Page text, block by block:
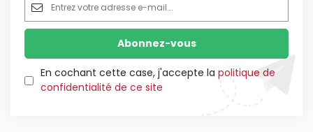
En cochant cette case, j'accepte la politique de
confidentialité de ce site